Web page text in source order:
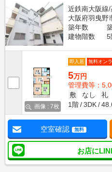
近鉄南大阪線
大阪府羽曳野
築年数
建物階数
5
画像 : 7枚
即入居 無料オン
5万円
管理費等：
敷
なし 礼
1階
3DK
空室確認 無料
お店に